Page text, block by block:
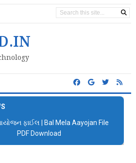
ફાઈલ | Bal Mela Aayojan File
PDF Download